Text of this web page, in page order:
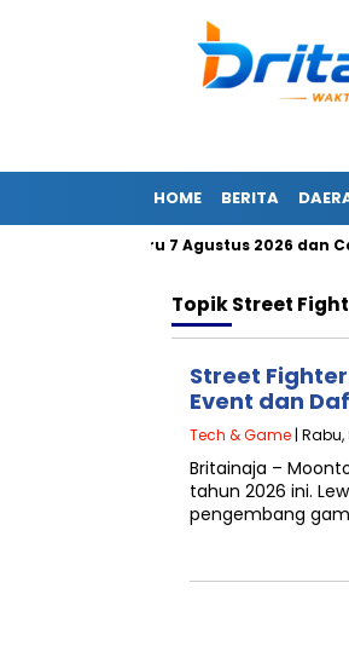
HOME BERITA
MLBB Terbaru 7 Agustus 2026 dan
TopikStreet
Street
Event dan
Tech & Game | Rabu,
Britainaja –
tahun 2026 ini.
pengembang